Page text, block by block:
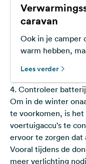
caravan
Ook in je camper
warm hebben,
overzicht.
Lees verder
4. Controleer
Om in de winter
te voorkomen, is het
voertuigaccu's te
ervoor te zorgen dat
Vooral tijdens de
meer verlichting